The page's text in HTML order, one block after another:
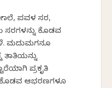
ಪವಳ ಸರ,
ಕೊಡವ
ಮದುಮಗನೂ
ತಾತಿಯನ್ನು
ಪ್ರಕೃತಿ
ಕೊಡವ ಆಭರಣಗಳೂ